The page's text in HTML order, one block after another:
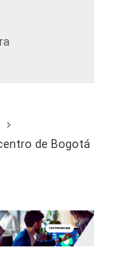
de Bogotá